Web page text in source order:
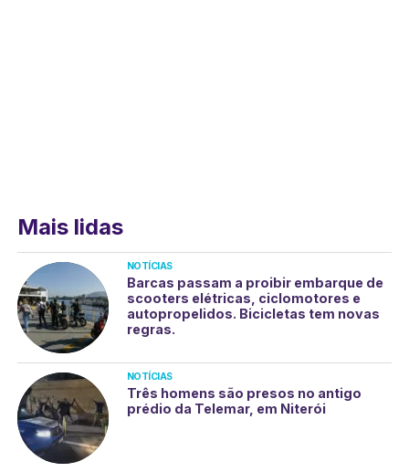
Mais lidas
NOTÍCIAS
Barcas passam a proibir embarque de
scooters elétricas, ciclomotores e
autopropelidos. Bicicletas tem novas
regras.
NOTÍCIAS
Três homens são presos no antigo
prédio da Telemar, em Niterói